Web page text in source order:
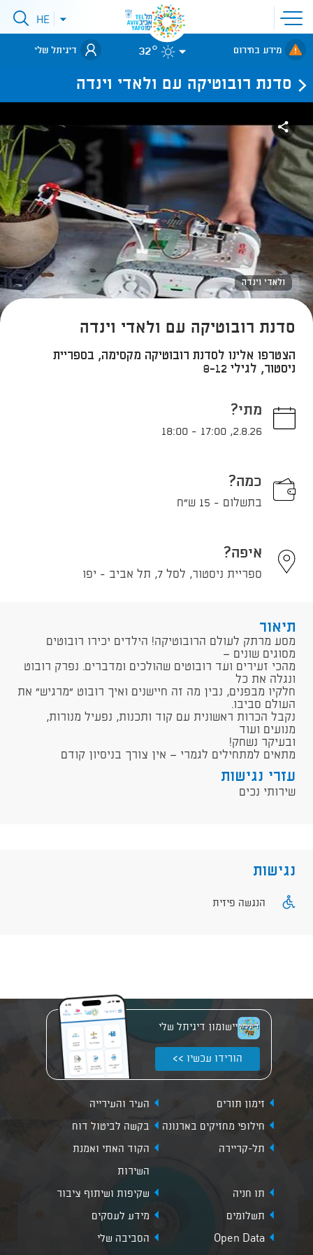
פתיחת
תפריט
אתר
לאתר עיריית
תל-אביב
פתיחתHE
מידע בחירום 32° דיגיתל שלי
סדנת רובוטיקה עם ולאדי וינדה
ולאדי וינדה
סדנת רובוטיקה עם ולאדי וינדה
הצטרפו אלינו לסדנת רובוטיקה מקסימה, בספריית
ניסטור, לגילי 8-12
מתי?
2.8.26
,
17:00
-
18:00
כמה?
בתשלום - 15 ש"ח
איפה?
ספריית ניסטור, לסל 7, תל אביב - יפו
תיאור
מסע מרתק לעולם הרובוטיקה! הילדים יכירו רובוטים
מסוגים שונים —
מהכי זעירים ועד רובוטים שהולכים ומדברים. נפרק רובוט
ונגלה את כל
חלקיו מבפנים, נבין מה זה חיישנים ואיך רובוט "מרגיש" את
העולם סביבו.
נקבל הכרות ראשונית עם קוד ותכנות, נפעיל מנורות,
מנועים ועוד
ובעיקר נשחק!
מתאים למתחילים לגמרי — אין צורך בניסיון קודם
עזרי נגישות
שירותי נכים
נגישות
הנגשה פיזית
יישומון דיגיתל שלי
הורידו עכשיו >>
זימון תורים
העיר והעירייה
חילופי מחזיקים בארנונה
בקשה לביטול דוח
תל-קריירה
הקוד האתי ואמנת
השירות
תו חניה
שקיפות ושיתוף ציבור
תשלומים
מידע לעסקים
Open Data
הסביבה שלי